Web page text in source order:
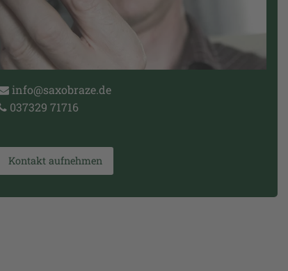
info@saxobraze.de
037329 71716
Kontakt aufnehmen